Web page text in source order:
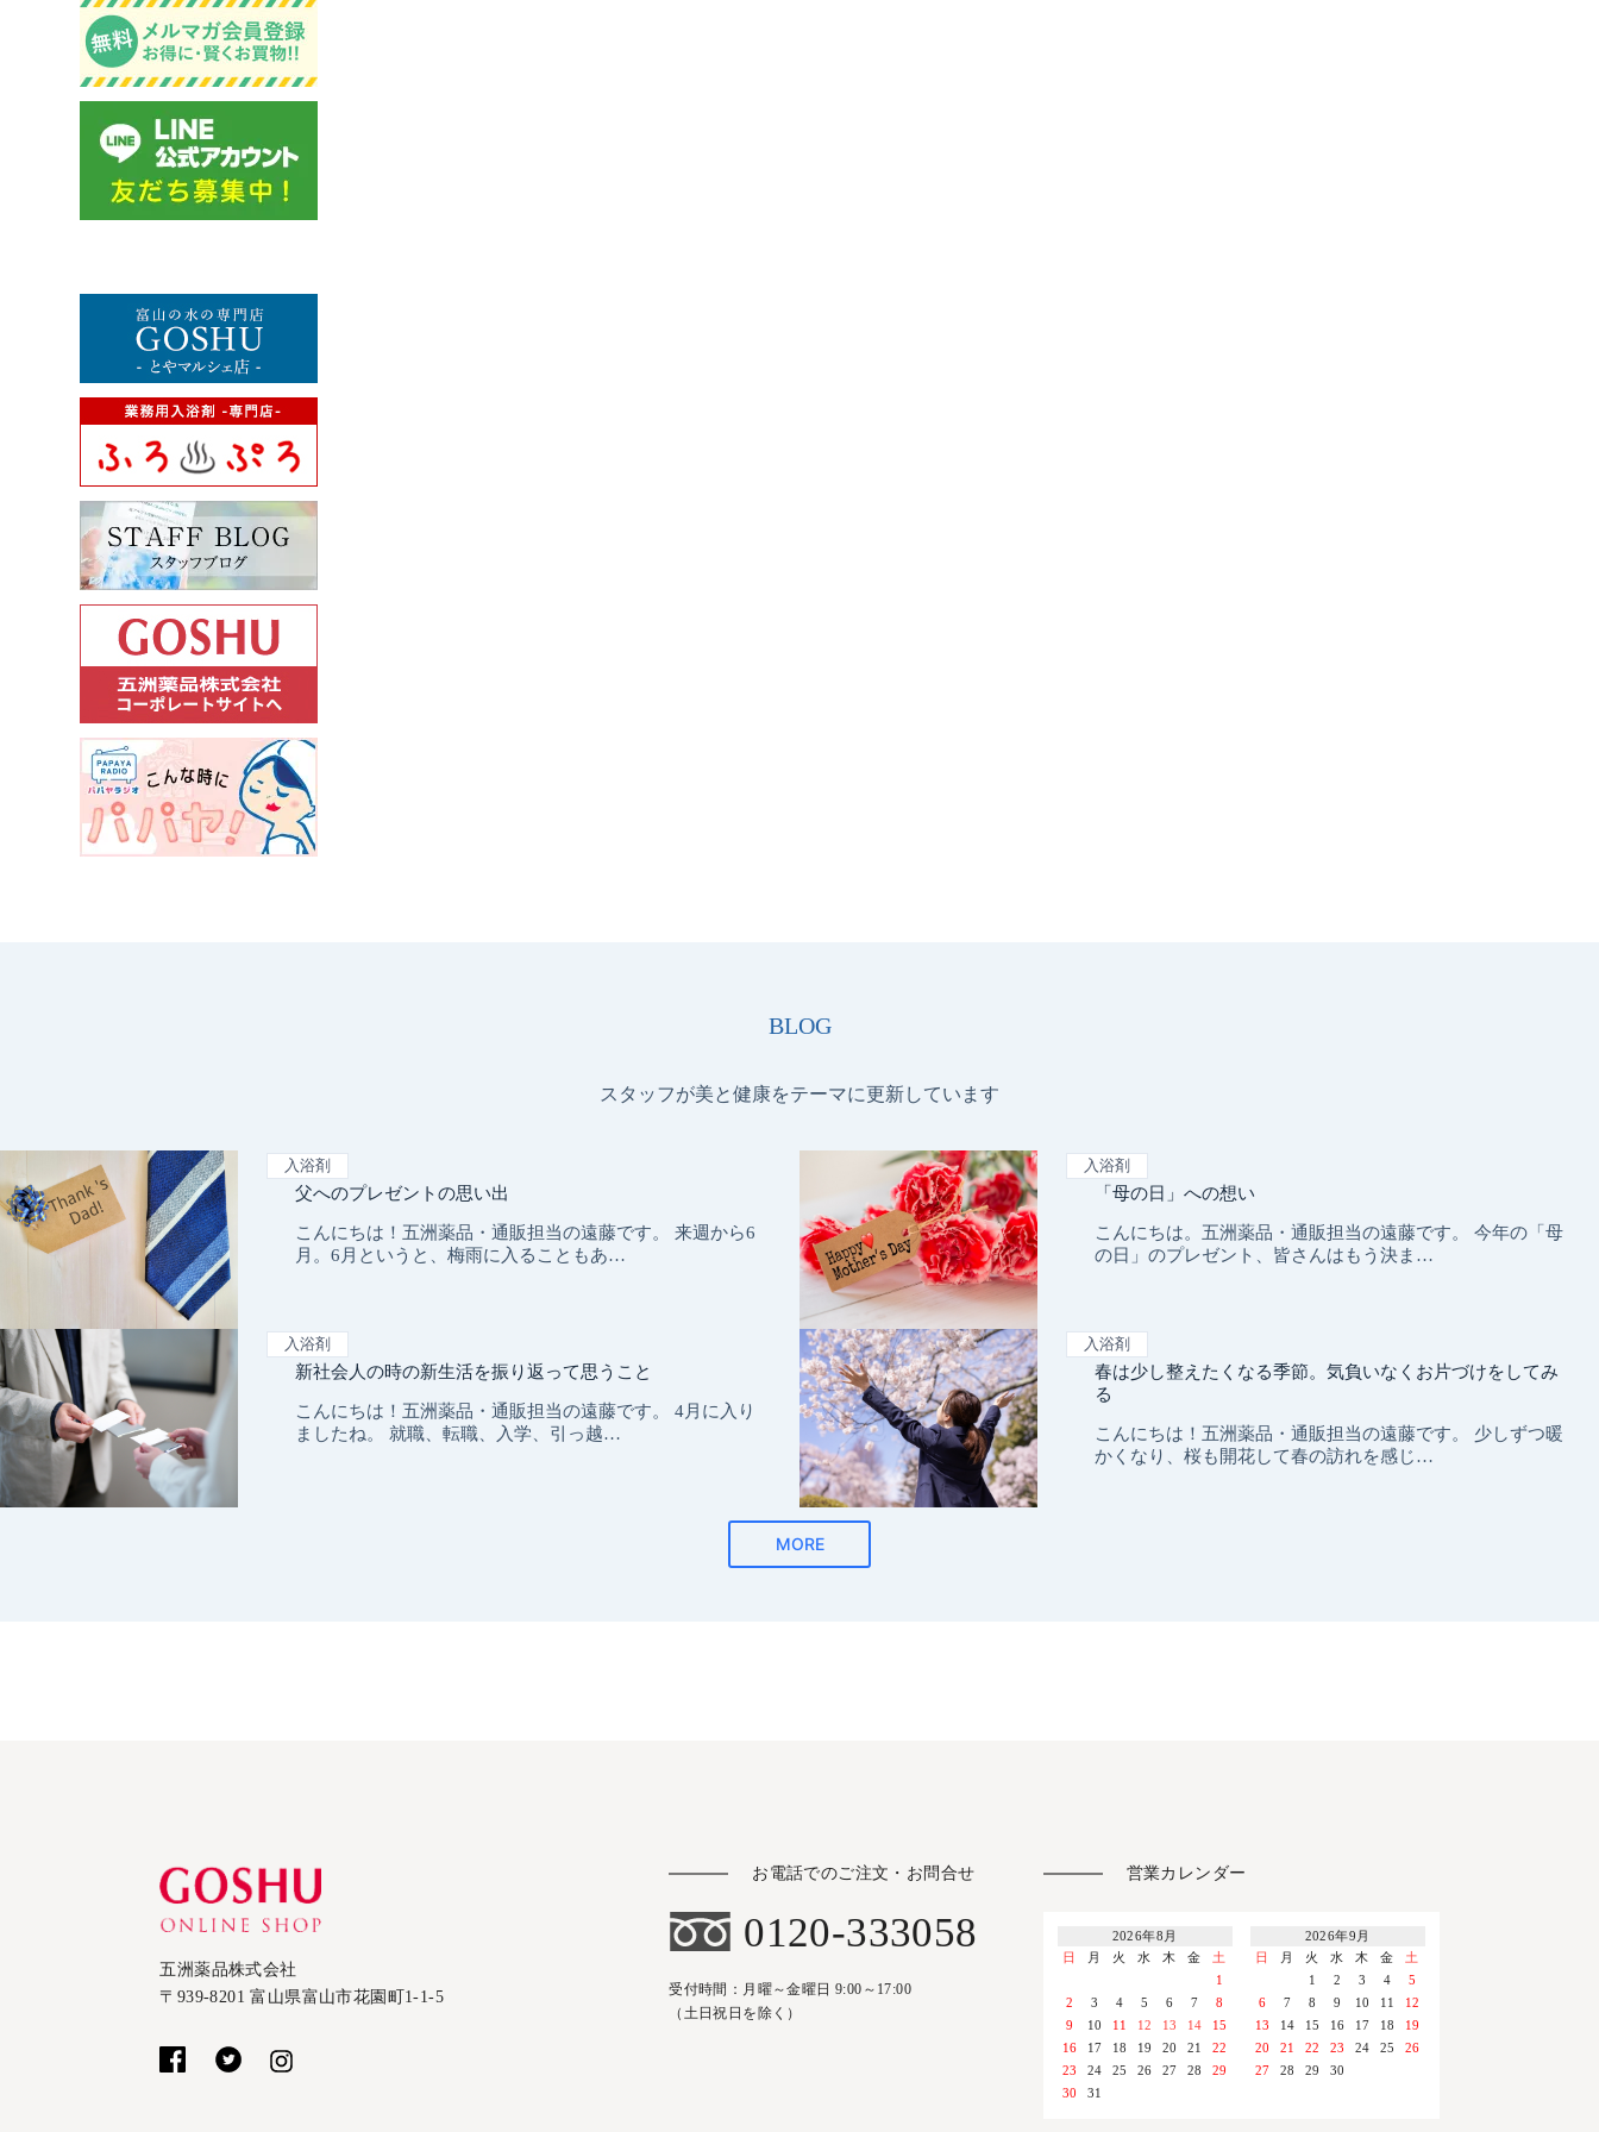
五洲薬品株式会社
〒939-8201 富山県富山市花園町1-1-5
お電話でのご注文・お問合せ
0120-333058
受付時間：月曜～金曜日 9:00～17:00
（土日祝日を除く）
営業カレンダー
2026年8月
日
月 火 水 木 金
土
1
2
3 4 5 6 7
8
9
10 11 12 13 14
15
16
17 18 19 20 21
22
23
24 25 26 27 28
29
30
31
2026年9月
日
月 火 水 木 金
土
1
2 3 4
5
6
7 8 9 10 11
12
13
14 15 16 17 18
19
20
21 22 23 24 25
26
27
28 29 30